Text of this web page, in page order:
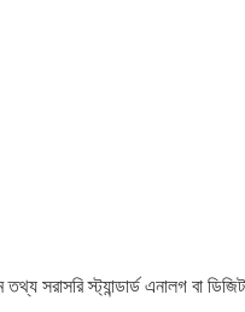
তথ্য সরাসরি স্ট্যান্ডার্ড এনালগ বা